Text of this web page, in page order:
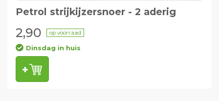
Petrol strijkijzersnoer - 2 aderig
2,90 op voorraad
Dinsdag in huis